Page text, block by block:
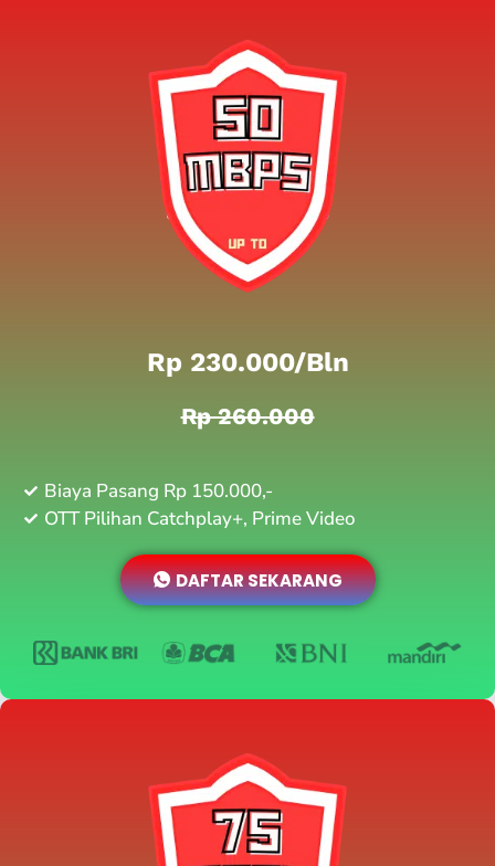
Rp 230.000/bln
Rp 260.000
Biaya Pasang Rp 150.000,-
OTT Pilihan Catchplay+, Prime Video
DAFTAR SEKARANG